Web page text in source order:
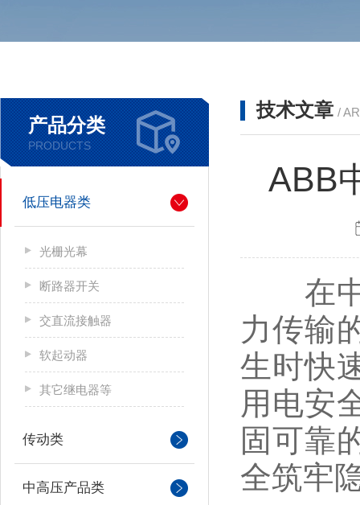
产品分类
PRODUCTS
低压电器类
光栅光幕
断路器开关
交直流接触器
软起动器
其它继电器等
传动类
中高压产品类
技术文章 /
ABB
在中
力传输
生时快
用电安
固可靠
全筑牢